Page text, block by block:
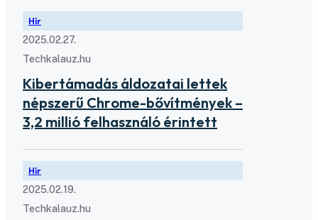
Hír
2025.02.27.
Techkalauz.hu
Kibertámadás áldozatai lettek
népszerű Chrome-bővítmények –
3,2 millió felhasználó érintett
Hír
2025.02.19.
Techkalauz.hu